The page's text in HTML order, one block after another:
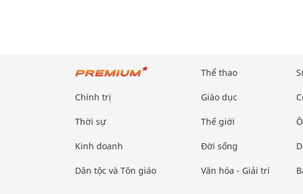
Chính trị
Thời sự
Kinh doanh
Dân tộc và Tôn giáo
Thể thao
Giáo dục
Thế giới
Đời sống
Văn hóa - Giải trí